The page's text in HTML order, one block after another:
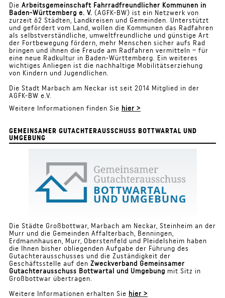
Die Arbeitsgemeinschaft Fahrradfreundlicher Kommunen in
Baden-Württemberg e. V. (AGFK-BW) ist ein Netzwerk von
zurzeit 62 Städten, Landkreisen und Gemeinden. Unterstützt
und gefördert vom Land, wollen die Kommunen das Radfahren
als selbstverständliche, umweltfreundliche und günstige Art
der Fortbewegung fördern, mehr Menschen sicher aufs Rad
bringen und ihnen die Freude am Radfahren vermitteln – für
eine neue Radkultur in Baden-Württemberg. Ein weiteres
wichtiges Anliegen ist die nachhaltige Mobilitätserziehung
von Kindern und Jugendlichen.
Die Stadt Marbach am Neckar ist seit 2014 Mitglied in der
AGFK-BW e.V.
Weitere Informationen finden Sie hier >
GEMEINSAMER GUTACHTERAUSSCHUSS BOTTWARTAL UND
UMGEBUNG
Die Städte Großbottwar, Marbach am Neckar, Steinheim an der
Murr und die Gemeinden Affalterbach, Benningen,
Erdmannhausen, Murr, Oberstenfeld und Pleidelsheim haben
die Ihnen bisher obliegen­den Aufgabe der Führung des
Gutachterausschusses und die Zuständigkeit der
Geschäftsstelle auf den Zweckverband Gemeinsamer
Gutachterausschuss Bottwartal und Umgebung mit Sitz in
Großbottwar übertragen.
Weitere Informationen erhalten Sie hier >